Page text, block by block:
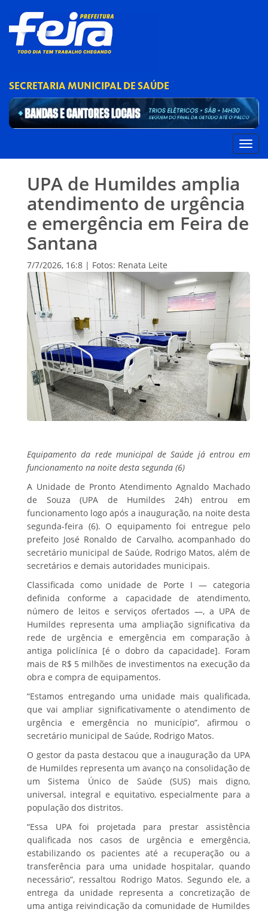
SECRETARIA MUNICIPAL DE SAÚDE
UPA de Humildes amplia
atendimento de urgência
e emergência em Feira de
Santana
7/7/2026, 16:8 | Fotos: Renata Leite
Equipamento da rede municipal de Saúde já entrou em
funcionamento na noite desta segunda (6)
A Unidade de Pronto Atendimento Agnaldo Machado
de Souza (UPA de Humildes 24h) entrou em
funcionamento logo após a inauguração, na noite desta
segunda-feira (6). O equipamento foi entregue pelo
prefeito José Ronaldo de Carvalho, acompanhado do
secretário municipal de Saúde, Rodrigo Matos, além de
secretários e demais autoridades municipais.
Classificada como unidade de Porte I — categoria
definida conforme a capacidade de atendimento,
número de leitos e serviços ofertados —, a UPA de
Humildes representa uma ampliação significativa da
rede de urgência e emergência em comparação à
antiga policlínica [é o dobro da capacidade]. Foram
mais de R$ 5 milhões de investimentos na execução da
obra e compra de equipamentos.
“Estamos entregando uma unidade mais qualificada,
que vai ampliar significativamente o atendimento de
urgência e emergência no município”, afirmou o
secretário municipal de Saúde, Rodrigo Matos.
O gestor da pasta destacou que a inauguração da UPA
de Humildes representa um avanço na consolidação de
um Sistema Único de Saúde (SUS) mais digno,
universal, integral e equitativo, especialmente para a
população dos distritos.
“Essa UPA foi projetada para prestar assistência
qualificada nos casos de urgência e emergência,
estabilizando os pacientes até a recuperação ou a
transferência para uma unidade hospitalar, quando
necessário”, ressaltou Rodrigo Matos. Segundo ele, a
entrega da unidade representa a concretização de
uma antiga reivindicação da comunidade de Humildes